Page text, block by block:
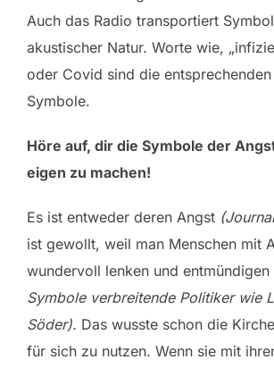
Auch das Radio transportiert
akustischer Natur. Worte wie,
oder Covid sind die
Symbole.
Höre auf, dir die Symbole der
eigen zu machen!
Es ist entweder deren Angst
ist gewollt, weil man Menschen mit
wundervoll lenken und entmündigen
Symbole verbreitende Politiker wie
Söder). Das wusste schon die
für sich zu nutzen. Wenn sie mit